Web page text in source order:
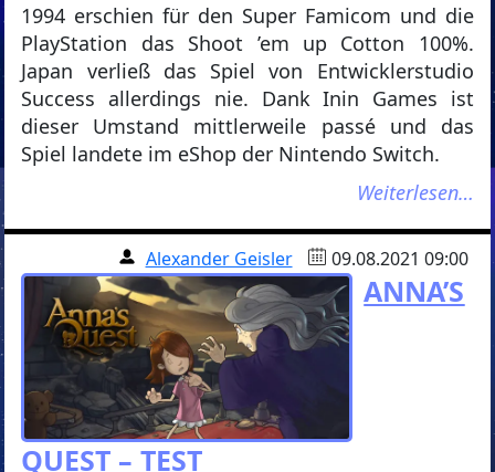
1994 erschien für den Super Famicom und die
PlayStation das Shoot ’em up Cotton 100%.
Japan verließ das Spiel von Entwicklerstudio
Success allerdings nie. Dank Inin Games ist
dieser Umstand mittlerweile passé und das
Spiel landete im eShop der Nintendo Switch.
Weiterlesen…
Alexander Geisler 09.08.2021 09:00
ANNA’S
QUEST – TEST